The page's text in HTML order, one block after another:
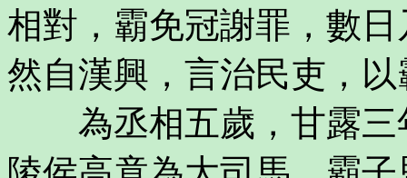
相對，霸免冠謝罪，數
然自漢興，言治民吏，
為丞相五歲，甘露三